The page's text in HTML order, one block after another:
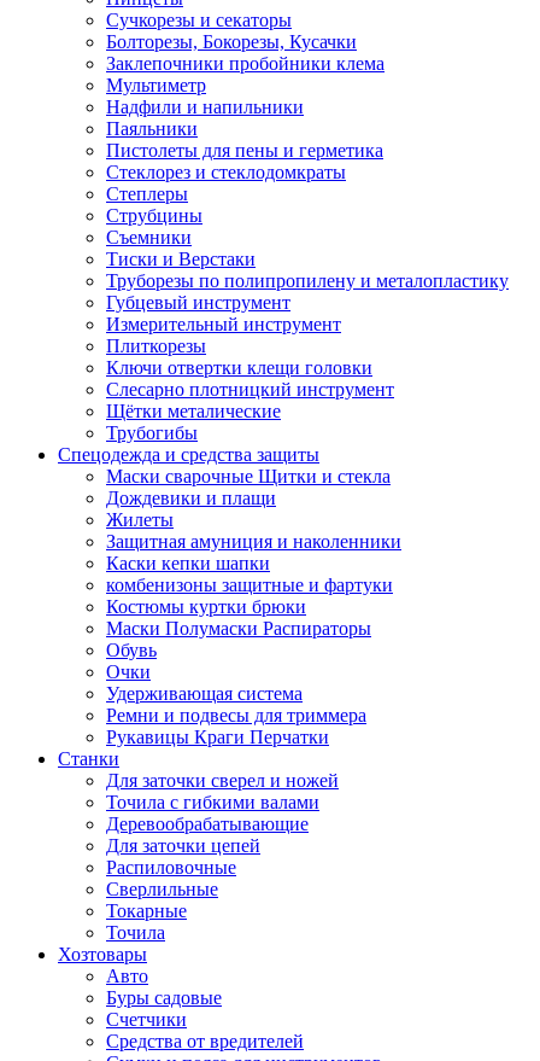
Сучкорезы и секаторы
Болторезы, Бокорезы, Кусачки
Заклепочники пробойники клема
Мультиметр
Надфили и напильники
Паяльники
Пистолеты для пены и герметика
Стеклорез и стеклодомкраты
Степлеры
Струбцины
Съемники
Тиски и Верстаки
Труборезы по полипропилену и металопластику
Губцевый инструмент
Измерительный инструмент
Плиткорезы
Ключи отвертки клещи головки
Слесарно плотницкий инструмент
Щётки металические
Трубогибы
Спецодежда и средства защиты
Маски сварочные Щитки и стекла
Дождевики и плащи
Жилеты
Защитная амуниция и наколенники
Каски кепки шапки
комбенизоны защитные и фартуки
Костюмы куртки брюки
Маски Полумаски Распираторы
Обувь
Очки
Удерживающая система
Ремни и подвесы для триммера
Рукавицы Краги Перчатки
Станки
Для заточки сверел и ножей
Точила с гибкими валами
Деревообрабатывающие
Для заточки цепей
Распиловочные
Сверлильные
Токарные
Точила
Хозтовары
Авто
Буры садовые
Счетчики
Средства от вредителей